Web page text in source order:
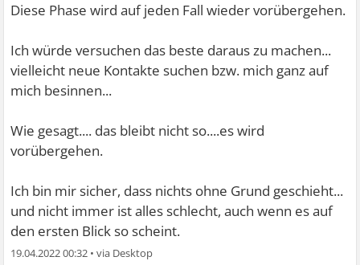
Diese Phase wird auf jeden Fall wieder vorübergehen.
Ich würde versuchen das beste daraus zu machen...
vielleicht neue Kontakte suchen bzw. mich ganz auf
mich besinnen...
Wie gesagt.... das bleibt nicht so....es wird
vorübergehen.
Ich bin mir sicher, dass nichts ohne Grund geschieht...
und nicht immer ist alles schlecht, auch wenn es auf
den ersten Blick so scheint.
19.04.2022 00:32 •